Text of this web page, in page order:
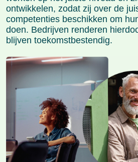
ontwikkelen, zodat zij over de
competenties beschikken om
doen. Bedrijven renderen
blijven toekomstbestendig.